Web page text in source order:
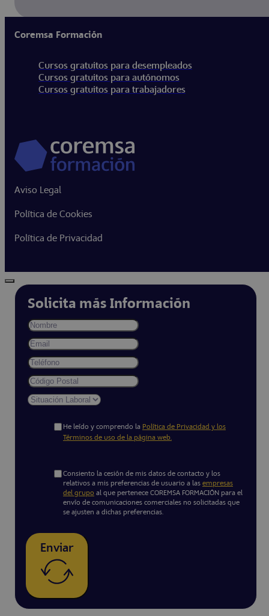
Coremsa Formación
Cursos gratuitos para desempleados
Cursos gratuitos para autónomos
Cursos gratuitos para trabajadores
Aviso Legal
Política de Cookies
Política de Privacidad
Solicita más Información
He leído y comprendo la Política de Privacidad y los
Términos de uso de la página web.
Consiento la cesión de mis datos de contacto y los
relativos a mis preferencias de usuario a las empresas
del grupo al que pertenece COREMSA FORMACIÓN para el
envío de comunicaciones comerciales no solicitadas que
se ajusten a dichas preferencias.
Enviar